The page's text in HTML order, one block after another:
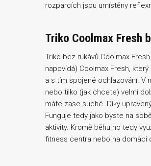
rozparcích jsou umístěny
Triko Coolmax Fresh
Triko bez rukávů Coolmax
napovídá) Coolmax Fresh,
a s tím spojené ochlazování. V
nebo tílko (jak chcete) velmi
máte zase suché. Díky
Funguje tedy jako byste na
aktivity. Kromě běhu ho tedy
fitness centra nebo na domácí